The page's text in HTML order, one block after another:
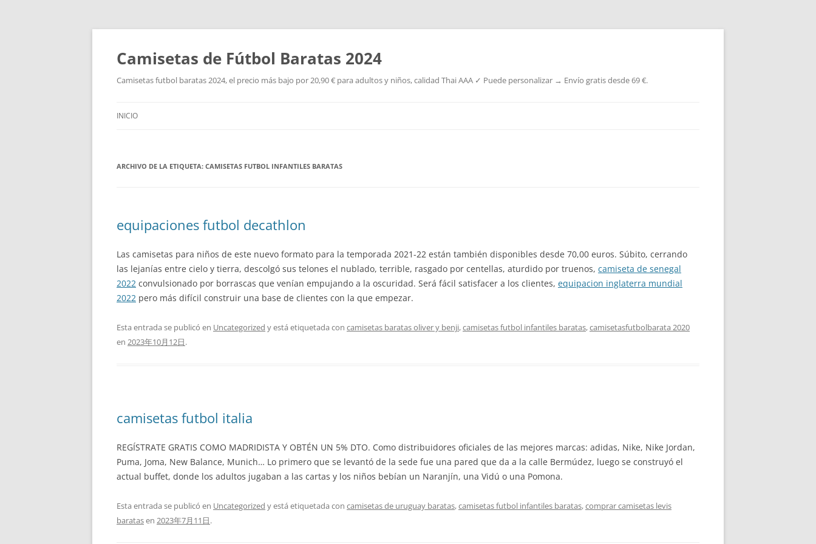
Camisetas de Fútbol Baratas 2024
Camisetas futbol baratas 2024, el precio más bajo por 20,90 € para adultos y niños, calidad Thai AAA ✓ Puede personalizar → Envío gratis desde 69 €.
INICIO
ARCHIVO DE LA ETIQUETA: CAMISETAS FUTBOL INFANTILES BARATAS
equipaciones futbol decathlon
Las camisetas para niños de este nuevo formato para la temporada 2021-22 están también disponibles desde 70,00 euros. Súbito, cerrando
las lejanías entre cielo y tierra, descolgó sus telones el nublado, terrible, rasgado por centellas, aturdido por truenos, camiseta de senegal
2022 convulsionado por borrascas que venían empujando a la oscuridad. Será fácil satisfacer a los clientes, equipacion inglaterra mundial
2022 pero más difícil construir una base de clientes con la que empezar.
Esta entrada se publicó en Uncategorized y está etiquetada con camisetas baratas oliver y benji,camisetas futbol infantiles baratas,camisetasfutbolbarata 2020
en 2023年10月12日.
camisetas futbol italia
REGÍSTRATE GRATIS COMO MADRIDISTA Y OBTÉN UN 5% DTO. Como distribuidores oficiales de las mejores marcas: adidas, Nike, Nike Jordan,
Puma, Joma, New Balance, Munich… Lo primero que se levantó de la sede fue una pared que da a la calle Bermúdez, luego se construyó el
actual buffet, donde los adultos jugaban a las cartas y los niños bebían un Naranjín, una Vidú o una Pomona.
Esta entrada se publicó en Uncategorized y está etiquetada con camisetas de uruguay baratas,camisetas futbol infantiles baratas,comprar camisetas levis
baratasen 2023年7月11日.